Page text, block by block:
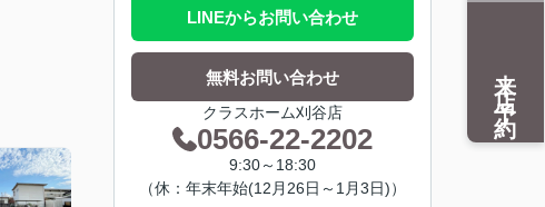
LINEからお問い合わせ
無料お問い合わせ
クラスホーム刈谷店
0566-22-2202
9:30～18:30
（休：年末年始(12月26日～1月3日)）
来店予約